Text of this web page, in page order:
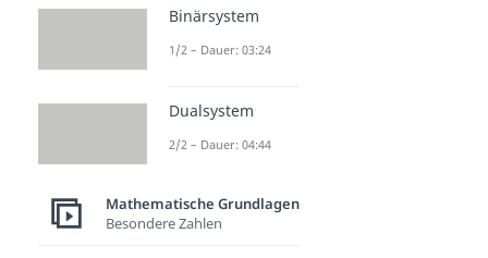
Binärsystem
1/2 – Dauer: 03:24
Dualsystem
2/2 – Dauer: 04:44
Mathematische Grundlagen
Besondere Zahlen